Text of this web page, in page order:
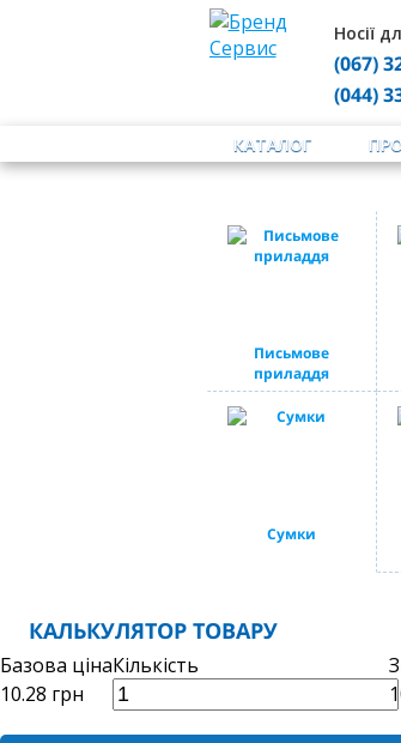
Носії
(067)
(044)
КАТАЛОГ
Письмове
приладдя
Сумки
КАЛЬКУЛЯТОР ТОВАРУ
Базова цінаКількість
10.28 грн